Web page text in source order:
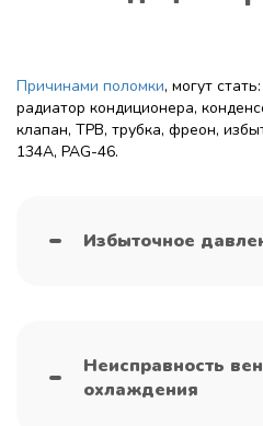
Причинами поломки, могут
радиатор кондиционера,
клапан, ТРВ, трубка, фреон,
134A, PAG-46.
Избыточное
Неисправность
охлаждения